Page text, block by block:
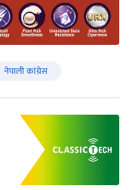
नेपाली कांग्रेस